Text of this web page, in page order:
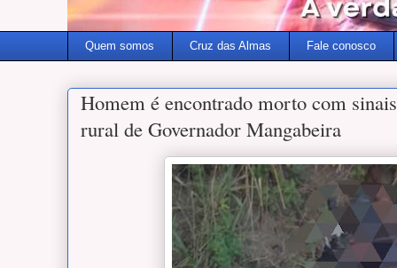
Quem somos Cruz das Almas Fale conosco
Homem é encontrado morto com
rural de Governador Mangabeira